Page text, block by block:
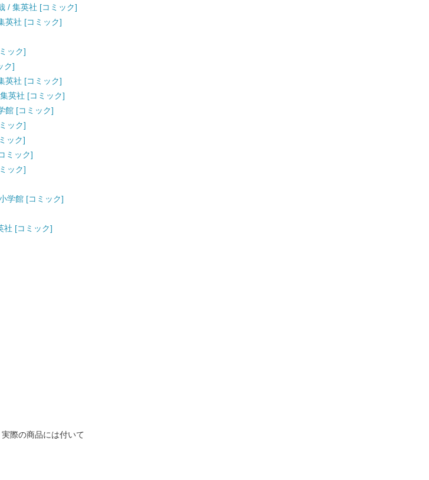
/ 集英社 [コミック]
英社 [コミック]
ック]
ク]
英社 [コミック]
英社 [コミック]
館 [コミック]
ック]
ック]
ミック]
ック]
学館 [コミック]
社 [コミック]
際の商品には付いて